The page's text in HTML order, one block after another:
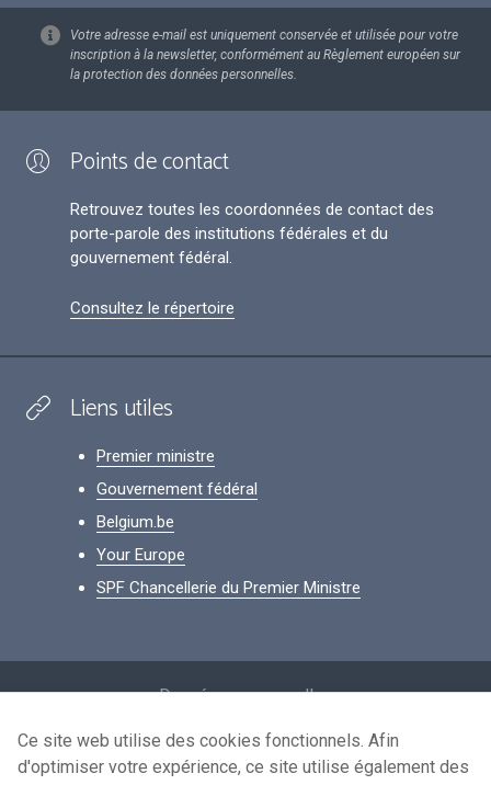
Votre adresse e-mail est uniquement conservée et utilisée pour votre
inscription à la newsletter, conformément au Règlement européen sur
la protection des données personnelles.
Points de contact
Retrouvez toutes les coordonnées de contact des
porte-parole des institutions fédérales et du
gouvernement fédéral.
Consultez le répertoire
Liens utiles
Premier ministre
Gouvernement fédéral
Belgium.be
Your Europe
SPF Chancellerie du Premier Ministre
Données personnelles
Conditions de réutilisation
Contactez-nous
Ce site web utilise des cookies fonctionnels. Afin
d'optimiser votre expérience, ce site utilise également des